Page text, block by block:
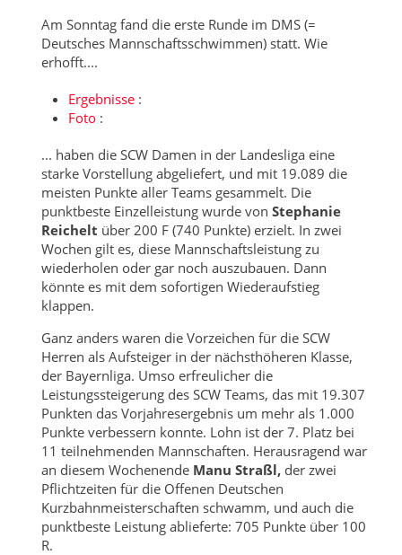
Am Sonntag fand die erste Runde im DMS (=
Deutsches Mannschaftsschwimmen) statt. Wie
erhofft....
Ergebnisse:
Foto:
... haben die SCW Damen in der Landesliga eine
starke Vorstellung abgeliefert, und mit 19.089 die
meisten Punkte aller Teams gesammelt. Die
punktbeste Einzelleistung wurde von Stephanie
Reichelt über 200 F (740 Punkte) erzielt. In zwei
Wochen gilt es, diese Mannschaftsleistung zu
wiederholen oder gar noch auszubauen. Dann
könnte es mit dem sofortigen Wiederaufstieg
klappen.
Ganz anders waren die Vorzeichen für die SCW
Herren als Aufsteiger in der nächsthöheren Klasse,
der Bayernliga. Umso erfreulicher die
Leistungssteigerung des SCW Teams, das mit 19.307
Punkten das Vorjahresergebnis um mehr als 1.000
Punkte verbessern konnte. Lohn ist der 7. Platz bei
11 teilnehmenden Mannschaften. Herausragend war
an diesem WochenendeManu Straßl,der zwei
Pflichtzeiten für die Offenen Deutschen
Kurzbahnmeisterschaften schwamm, und auch die
punktbeste Leistung ablieferte: 705 Punkte über 100
R.